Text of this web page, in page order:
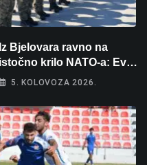
Iz Bjelovara ravno na
istočno krilo NATO-a: Evo
odlazi 82 hrvatska
5. KOLOVOZA 2026.